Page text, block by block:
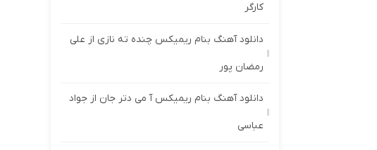
کارگر
دانلود آهنگ بنام ریمیکس چنده ته نازی از علی
رمضان پور
دانلود آهنگ بنام ریمیکس آ می دتر جان از جواد
عباسی